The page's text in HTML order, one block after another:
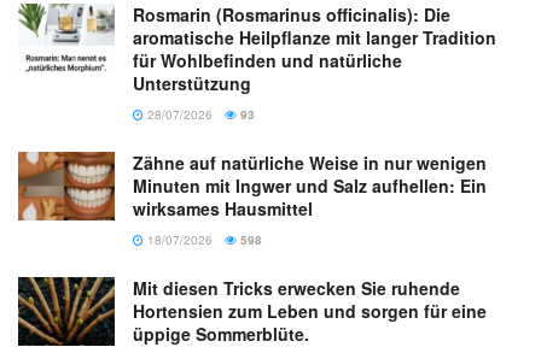
Rosmarin (Rosmarinus officinalis): Die
aromatische Heilpflanze mit langer Tradition
für Wohlbefinden und natürliche
Unterstützung
28/07/2026 93
Zähne auf natürliche Weise in nur wenigen
Minuten mit Ingwer und Salz aufhellen: Ein
wirksames Hausmittel
18/07/2026 598
Mit diesen Tricks erwecken Sie ruhende
Hortensien zum Leben und sorgen für eine
üppige Sommerblüte.